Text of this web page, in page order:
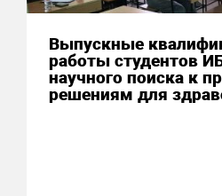
Выпускные
работы студентов
научного поиска к
решениям для